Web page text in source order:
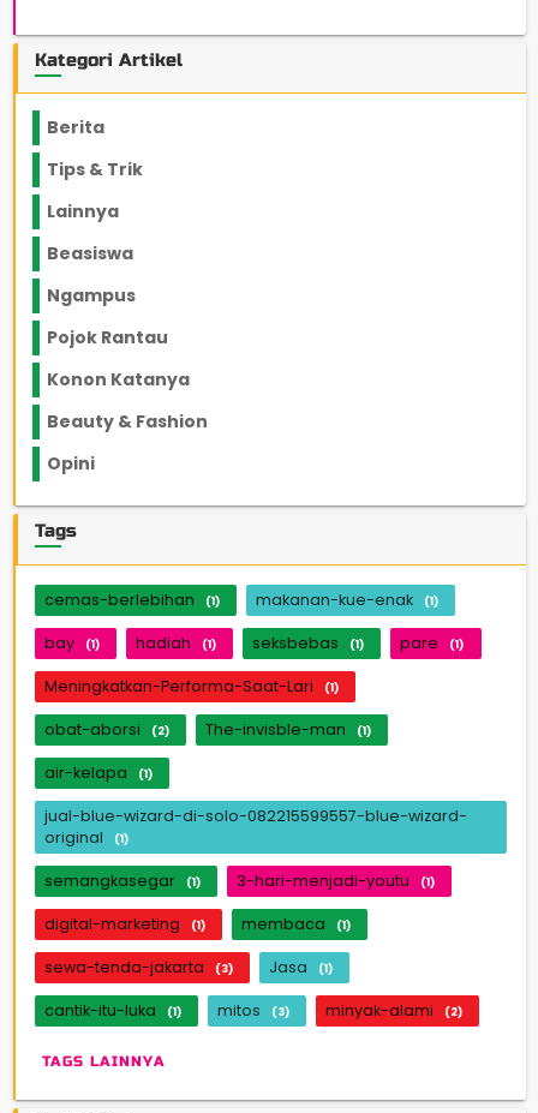
Kategori Artikel
Berita
Tips & Trik
Lainnya
Beasiswa
Ngampus
Pojok Rantau
Konon Katanya
Beauty & Fashion
Opini
Tags
cemas-berlebihan (1) makanan-kue-enak (1)
bay (1) hadiah (1) seksbebas (1) pare (1)
Meningkatkan-Performa-Saat-Lari (1)
obat-aborsi (2) The-invisble-man (1)
air-kelapa (1)
jual-blue-wizard-di-solo-082215599557-blue-wizard-
original
(1)
semangkasegar (1) 3-hari-menjadi-youtu (1)
digital-marketing (1) membaca (1)
sewa-tenda-jakarta (3) Jasa (1)
cantik-itu-luka (1) mitos (3) minyak-alami (2)
TAGS LAINNYA